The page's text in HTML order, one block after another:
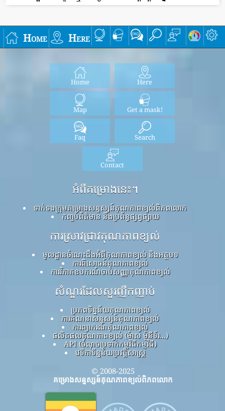
Home Here
Home Here
Map Get a mask!
Faq Search
Contact
អំពីគម្រោងនេះ។
ទាក់ទងក្រុមគម្រោងសន្ទស្សន៍គុណភាពខ្យល់ពិភពលោក
កញ្ចប់ព័ត៌មាន និងប្រព័ន្ធផ្សព្វផ្សាយ
ការស្រាវជ្រាវគុណភាពខ្យល់
មូលដ្ឋានចំណេះដឹងអំពីគុណភាពខ្យល់ និងអត្ថបទ
ការពិសោធន៍គុណភាពខ្យល់
ការវិភាគឧបករណ៍ចាប់សញ្ញាគុណភាពខ្យល់
សំណួរដែលសួរញឹកញាប់
ប្រភពទិន្នន័យគុណភាពខ្យល់
ការគណនាសន្ទស្សន៍គុណភាពខ្យល់
ការព្យាករណ៍គុណភាពខ្យល់
ផលិតផលគុណភាពខ្យល់ (ម៉ាស ម៉ូនីទ័រ...)
API (ចំណុចប្រទាក់កម្មវិធីកម្មវិធី)
វេទិកាទិន្នន័យប្រវត្តិសាស្ត្រ
© 2008-2025
គម្រោងសន្ទស្សន៍គុណភាពខ្យល់ពិភពលោក